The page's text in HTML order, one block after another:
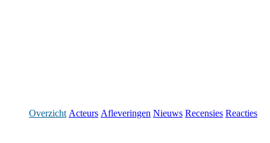
Overzicht Acteurs Afleveringen Nieuws Recensies Reacties